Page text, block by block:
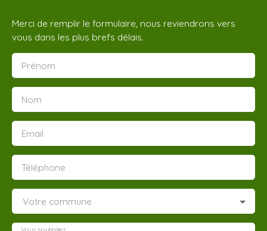
Merci de remplir le formulaire, nous reviendrons vers
vous dans les plus brefs délais.
Prénom
Nom
Email
Téléphone
Votre commune